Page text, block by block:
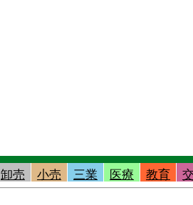
卸売 小売 三業 医療 教育